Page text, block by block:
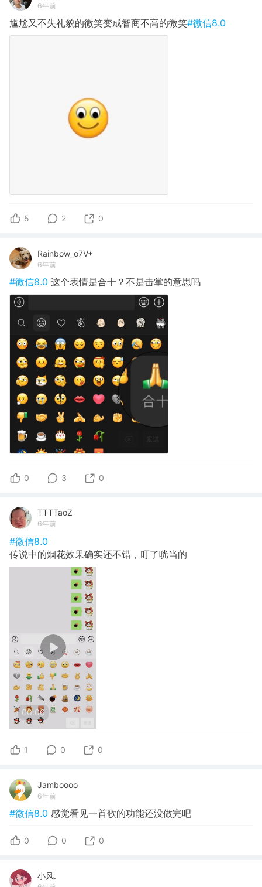
6年前
尴尬又不失礼貌的微笑变成智商不高的微笑#微信8.0
5 2 0
Rainbow_o7V+
6年前
#微信8.0 这个表情是合十？不是击掌的意思吗
0 3 0
TTTTaoZ
6年前
#微信8.0
传说中的烟花效果确实还不错，叮了咣当的
00:06
1 0 0
Jamboooo
6年前
#微信8.0 感觉看见一首歌的功能还没做完吧
0 0 0
小风.